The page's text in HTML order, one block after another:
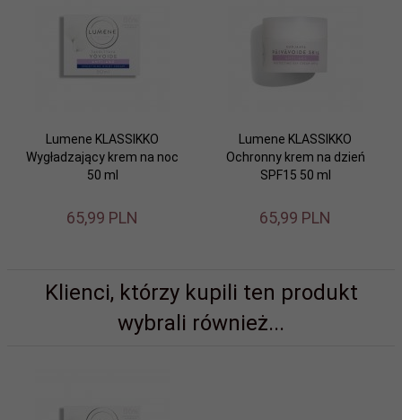
Lumene KLASSIKKO
Wygładzający krem na noc
50 ml
65,99 PLN
Lumene KLASSIKKO
Ochronny krem na dzień
SPF15 50 ml
65,99 PLN
Klienci, którzy kupili ten produkt
wybrali również...